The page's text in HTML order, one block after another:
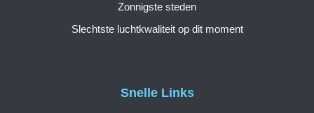
Snelle Links
Zonnigste steden
Slechtste luchtkwaliteit op dit moment